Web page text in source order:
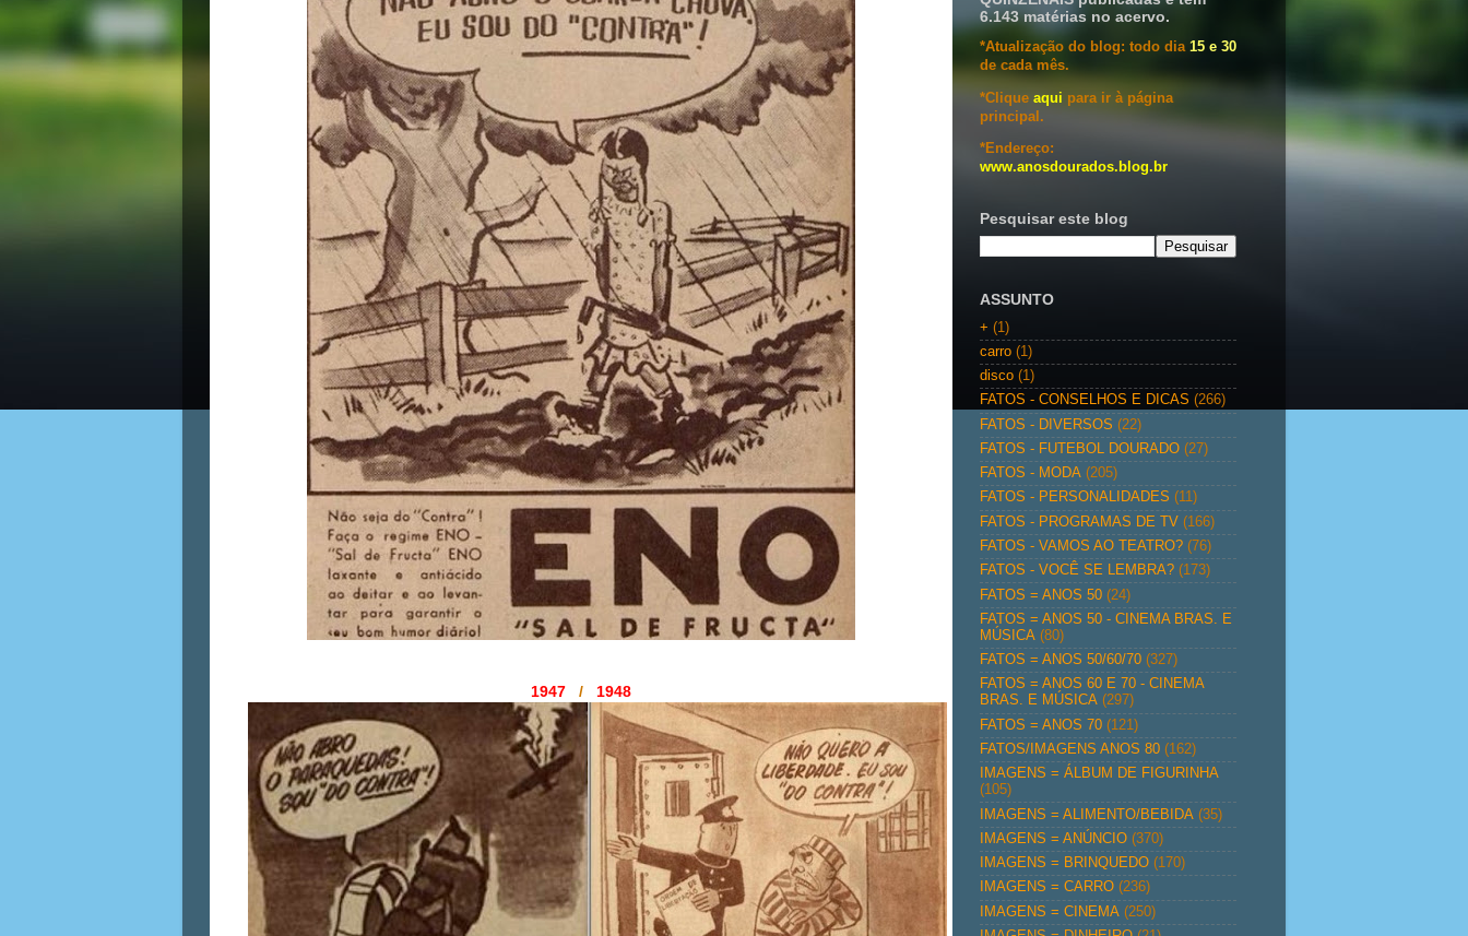
1947 / 1948
6.143 matérias no acervo.
*Atualização do blog: todo dia 15 e 30
de cada mês.
*Clique aqui para ir à página
principal.
*Endereço:
www.anosdourados.blog.br
Pesquisar este blog
ASSUNTO
+ (1)
carro (1)
disco (1)
FATOS - CONSELHOS E DICAS (266)
FATOS - DIVERSOS (22)
FATOS - FUTEBOL DOURADO (27)
FATOS - MODA (205)
FATOS - PERSONALIDADES (11)
FATOS - PROGRAMAS DE TV (166)
FATOS - VAMOS AO TEATRO? (76)
FATOS - VOCÊ SE LEMBRA? (173)
FATOS = ANOS 50 (24)
FATOS = ANOS 50 - CINEMA BRAS. E
MÚSICA (80)
FATOS = ANOS 50/60/70 (327)
FATOS = ANOS 60 E 70 - CINEMA
BRAS. E MÚSICA (297)
FATOS = ANOS 70 (121)
FATOS/IMAGENS ANOS 80 (162)
IMAGENS = ÁLBUM DE FIGURINHA
(105)
IMAGENS = ALIMENTO/BEBIDA (35)
IMAGENS = ANÚNCIO (370)
IMAGENS = BRINQUEDO (170)
IMAGENS = CARRO (236)
IMAGENS = CINEMA (250)